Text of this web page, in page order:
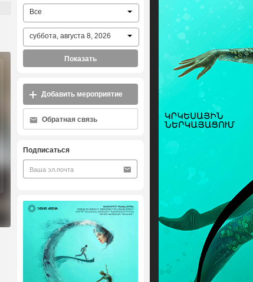
Все
суббота, августа 8, 2026
Показать
Добавить мероприятие
Обратная связь
Подписаться